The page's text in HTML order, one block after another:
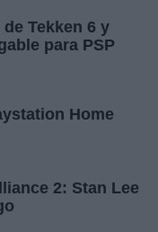
Tekken 6 y
para PSP
Home
2: Stan Lee